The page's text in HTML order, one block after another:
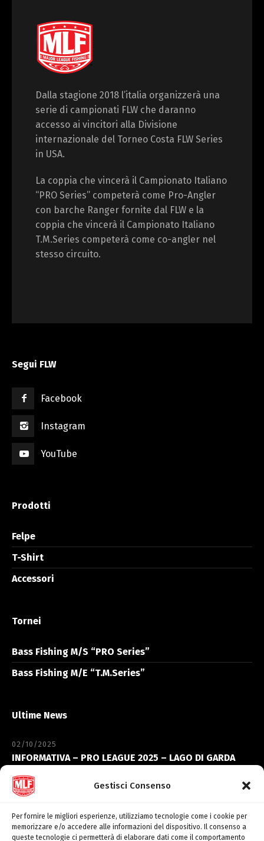
Gestisci Consenso
Per fornire le migliori esperienze, utilizziamo tecnologie come i cookie per
memorizzare e/o accedere alle informazioni del dispositivo. Il consenso a
queste tecnologie ci permetterà di elaborare dati come il comportamento
Dalla stagione 2018 l’italia organizzerà una
serie di campionati FLW che daranno
accesso ai vincitori alla Divisione
internazionale del Torneo Costa FLW Series
in USA.
La coppia che vincerà il Campionato Italiano
“PRO Series” competerà come Pro-Angler
con barche Ranger fornite dal FLW e la
coppia che vincerà il Campionato Italiano
T.M.Series competerà come co-angler nel
stesso circuito.
Segui FLW
Facebook
Instagram
YouTube
Prodotti
Felpe
T-Shirt
Accessori
Tornei
Bass Fishing M/S “PRO Series”
Bass Fishing M/E “T.M.Series”
Ultime News
02/10/2025
INFORMATIVA – PRO LEAGUE 2025 – LAGO DI GARDA
06/09/2023
INFORMATIVA – ELITE’ CHAMPIONSHIP – LAGO
TRASIMENO